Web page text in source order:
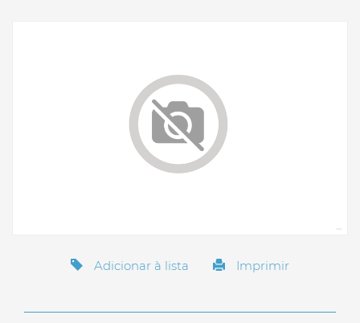
Adicionar à lista Imprimir